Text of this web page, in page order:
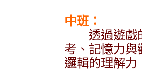
中班：
透過遊戲的
考、記憶力與
邏輯的理解力